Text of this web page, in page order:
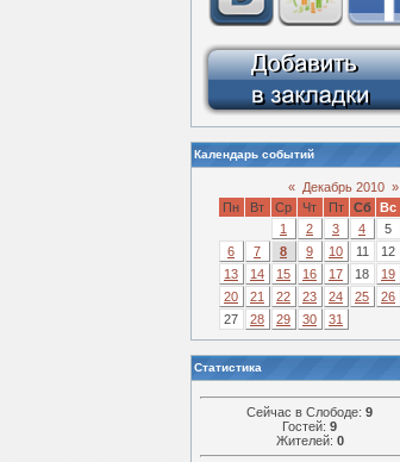
Календарь событий
« Декабрь 2010 »
Пн
Вт Ср Чт Пт Сб
Вс
1
2 3 4
5
6
7 8 9 10 11
12
13
14 15 16 17 18
19
20
21 22 23 24 25
26
27
28 29 30 31
Статистика
Сейчас в Слободе: 9
Гостей: 9
Жителей: 0